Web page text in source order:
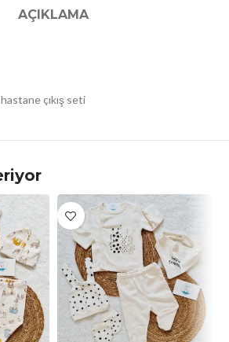
AÇIKLAMA
çıkış seti